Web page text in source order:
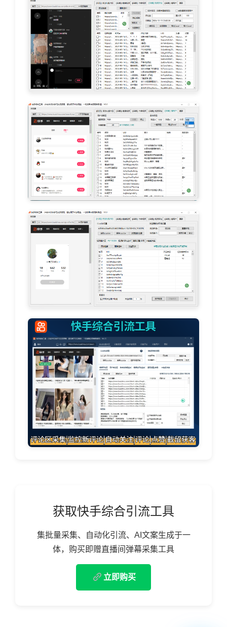
获取快手综合引流工具
集批量采集、自动化引流、AI文案生成于一
体，购买即赠直播间弹幕采集工具
立即购买